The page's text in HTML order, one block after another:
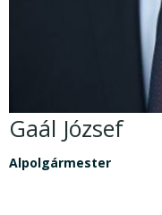
Gaál József
Alpolgármester